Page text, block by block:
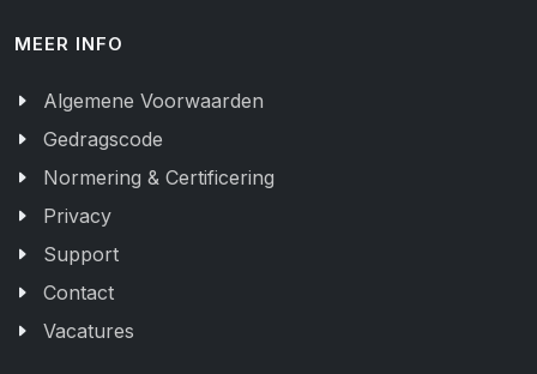
MEER INFO
Algemene Voorwaarden
Gedragscode
Normering & Certificering
Privacy
Support
Contact
Vacatures